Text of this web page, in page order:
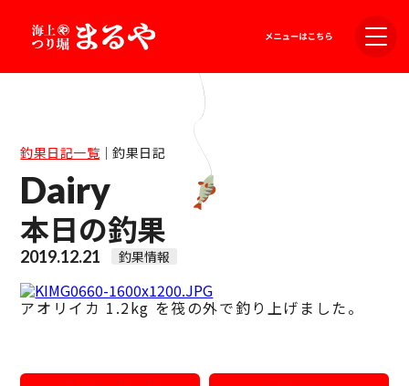
釣果日記一覧｜釣果日記
Dairy
本日の釣果
2019.12.21 釣果情報
アオリイカ 1.2kg を筏の外で釣り上げました。